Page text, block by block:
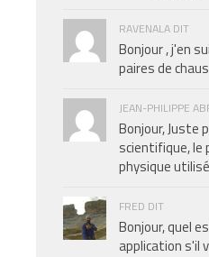
RAVENALA DIT
Bonjour , j'en
paires de
JEAN-PHILIPPE
Bonjour, Juste
scientifique, le
physique
FRED DIT
Bonjour, quel
application s'il